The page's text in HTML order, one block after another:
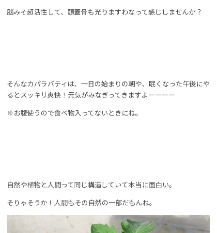
脳みそ超活性して、頭蓋骨も光りますわなって感じしませんか？
そんなカパラバティは、一日の始まりの朝や、眠くなった午後にや
るとスッキリ爽快！元気がみなぎってきますよーーーー
※お腹使うので食べ物入ってないときにね。
自然や植物と人間って同じ構造していて本当に面白い。
そりゃそうか！人間もその自然の一部だもんね。